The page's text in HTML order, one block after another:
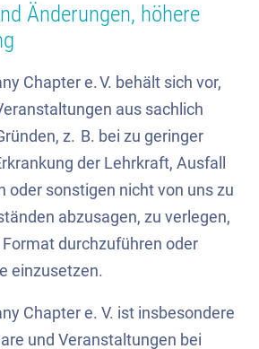
Änderungen, höhere
Chapter e. V. behält sich vor,
aus sachlich
z. B. bei zu geringer
der Lehrkraft, Ausfall
oder sonstigen nicht von uns zu
abzusagen, zu verlegen,
durchzuführen oder
einzusetzen.
Chapter e. V. ist insbesondere
und Veranstaltungen bei